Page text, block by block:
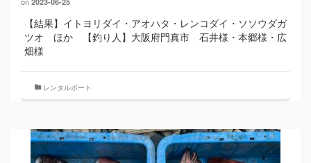
【結果】イトヨリダイ・アオハタ・レンコダイ・ソソウダガ
ツオ ほか 【釣り人】大阪府門真市 石井様・本郷様・広
畑様
レンタルボート